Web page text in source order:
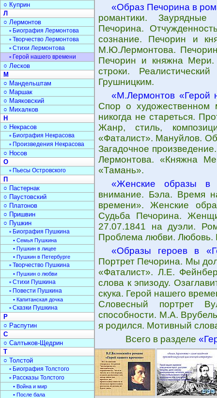
«Образ Печорина в
романтики. Заурядные
Печорина.
сознание. Печорин и
М.Ю.Лермонтова.
Печорин и княжна
строки.
Грушницким.
«М.Лермонтов «Герой
Спор о художественном
никогда не стареться.
Жанр, стиль,
«Фаталист». Мануйлов.
Загадочное
Лермонтова. «Княжна
«Тамань».
«Женские образы в
внимание. Бэла. Время
времени». Женские
Судьба Печорина.
27.07.1841 на дуэли.
Проблема любви. Любовь.
«Образы героев в
Портрет Печорина. Мы
«Фаталист». Л.Е.
слова к эпизоду.
скука. Герой нашего
Словесный портрет
способности. М.А.
я родился. Мотивный
Всего в разделе
○ Куприн
Л
○ Лермонтов
▫ Биография Лермонтова
▫ Творчество Лермонтова
▫ Стихи Лермонтова
▫ Герой нашего времени
○ Лесков
М
○ Мандельштам
○ Маршак
○ Маяковский
○ Михалков
Н
○ Некрасов
▫ Биография Некрасова
▫ Произведения Некрасова
○ Носов
О
▫ Пьесы Островского
П
○ Пастернак
○ Паустовский
○ Платонов
○ Пришвин
○ Пушкин
▫ Биография Пушкина
• Семья Пушкина
• Пушкин в лицее
• Пушкин в Петербурге
▫ Творчество Пушкина
• Пушкин о любви
▫ Стихи Пушкина
▫ Повести Пушкина
• Капитанская дочка
▫ Сказки Пушкина
Р
○ Распутин
С
○ Салтыков-Щедрин
Т
○ Толстой
▫ Биография Толстого
▫ Рассказы Толстого
• Война и мир
• После бала